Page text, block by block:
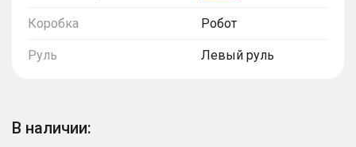
Коробка Робот
Руль Левый руль
В наличии: